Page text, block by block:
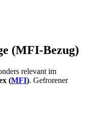
(MFI-Bezug)
relevant im
(MFI). Gefrorener